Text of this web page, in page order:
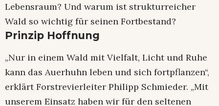
Lebensraum? Und warum ist strukturreicher
Wald so wichtig für seinen Fortbestand?
Prinzip Hoffnung
„Nur in einem Wald mit Vielfalt, Licht und Ruhe
kann das Auerhuhn leben und sich fortpflanzen“,
erklärt Forstrevierleiter Philipp Schmieder. „Mit
unserem Einsatz haben wir für den seltenen